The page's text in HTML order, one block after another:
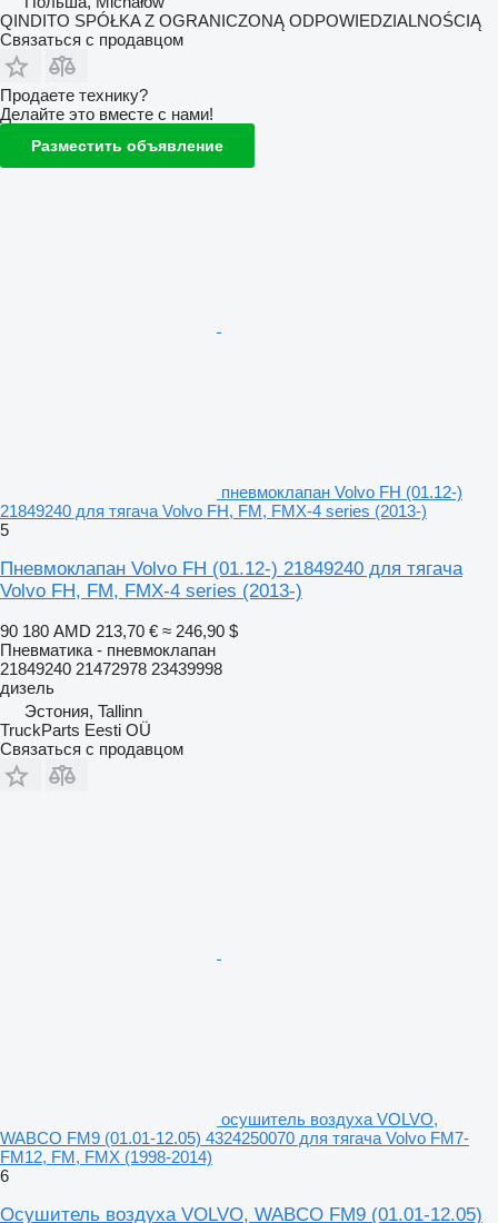
QINDITO SPÓŁKA Z OGRANICZONĄ ODPOWIEDZIALNOŚCIĄ
Связаться с продавцом
Продаете технику?
Делайте это вместе с нами!
Разместить объявление
пневмоклапан Volvo FH (01.12-)
21849240 для тягача Volvo FH, FM, FMX-4 series (2013-)
5
Пневмоклапан Volvo FH (01.12-) 21849240 для тягача
Volvo FH, FM, FMX-4 series (2013-)
90 180 AMD 213,70 € ≈ 246,90 $
Пневматика - пневмоклапан
21849240 21472978 23439998
дизель
Эстония, Tallinn
TruckParts Eesti OÜ
Связаться с продавцом
осушитель воздуха VOLVO,
WABCO FM9 (01.01-12.05) 4324250070 для тягача Volvo FM7-
FM12, FM, FMX (1998-2014)
6
Осушитель воздуха VOLVO, WABCO FM9 (01.01-12.05)